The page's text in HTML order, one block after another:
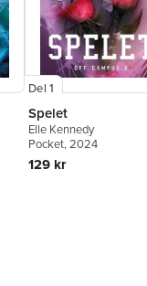
Del 1
Spelet
Elle Kennedy
Pocket, 2024
129 kr